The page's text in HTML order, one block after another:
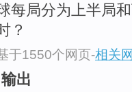
每局分为上半局
？
于1550个网页-相关
输出